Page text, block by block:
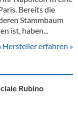
Bereits die
Stammbaum
ist, haben...
Hersteller erfahren »
Rubino